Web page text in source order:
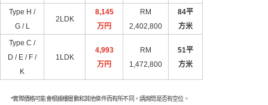
Type H /
G / L
2LDK
8,145
万円
RM
2,402,800
84平
方米
Type C /
D / E / F /
K
1LDK
4,993
万円
RM
1,472,800
51平
方米
*實際價格可能會根據樓層數和其他條件而有所不同。請詢問是否有空位。